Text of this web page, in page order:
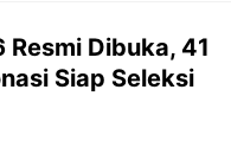
Dibuka, 41
Siap Seleksi